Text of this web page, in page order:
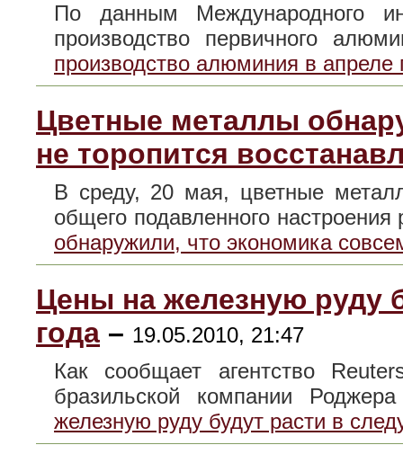
По данным Международного
производство первичного
производство алюминия в апреле
Цветные металлы
не торопится
В среду, 20 мая, цветные
общего подавленного
обнаружили, что экономика
Цены на железную руду
года – 19.05.2010, 21:47
Как сообщает агентство
бразильской компании
железную руду будут расти в